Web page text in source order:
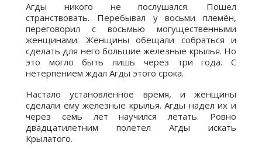
Агды никого не послушался. Пошел
странствовать. Перебывал у восьми племён,
переговорил с восьмью могущественными
женщинами. Женщины обещали собраться и
сделать для него большие железные крылья. Но
это могло быть лишь через три года. С
нетерпением ждал Агды этого срока.
Настало установленное время, и женщины
сделали ему железные крылья. Агды надел их и
через семь лет научился летать. Ровно
двадцатилетним полетел Агды искать
Крылатого.